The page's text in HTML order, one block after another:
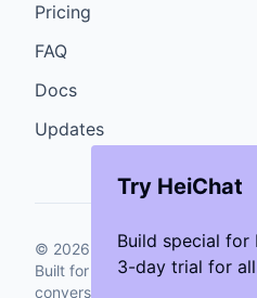
Try HeiChat
Build special for
3-day trial for
Pricing
FAQ
Docs
Updates
© 2026 GenCybers Inc. All
Built for storefronts that want
conversions.